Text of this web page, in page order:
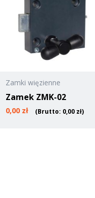
Zamki więzienne
Zamek ZMK-02
0,00 zł (Brutto: 0,00 zł)